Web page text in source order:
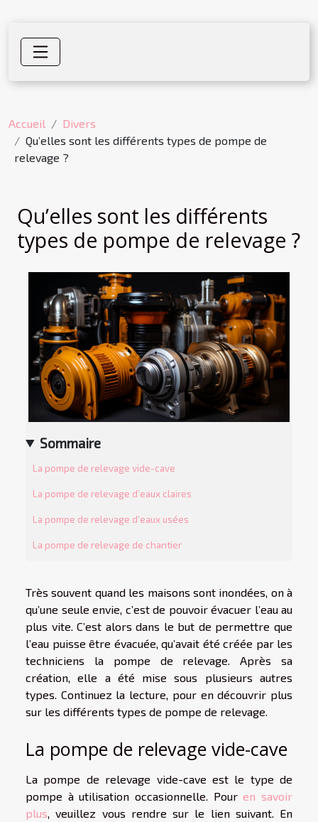
Accueil
Divers
Qu’elles sont les différents types de pompe de
relevage ?
Qu’elles sont les différents
types de pompe de relevage ?
Sommaire
La pompe de relevage vide-cave
La pompe de relevage d’eaux claires
La pompe de relevage d’eaux usées
La pompe de relevage de chantier
Très souvent quand les maisons sont inondées, on à
qu’une seule envie, c’est de pouvoir évacuer l’eau au
plus vite. C’est alors dans le but de permettre que
l’eau puisse être évacuée, qu’avait été créée par les
techniciens la pompe de relevage. Après sa
création, elle a été mise sous plusieurs autres
types. Continuez la lecture, pour en découvrir plus
sur les différents types de pompe de relevage.
La pompe de relevage vide-cave
La pompe de relevage vide-cave est le type de
pompe à utilisation occasionnelle. Pouren savoir
plus, veuillez vous rendre sur le lien suivant. En